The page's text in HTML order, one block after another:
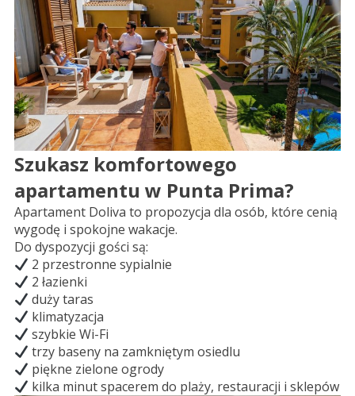
Szukasz komfortowego
apartamentu w Punta Prima?
Apartament Doliva to propozycja dla osób, które cenią
wygodę i spokojne wakacje.
Do dyspozycji gości są:
2 przestronne sypialnie
2 łazienki
duży taras
klimatyzacja
szybkie Wi-Fi
trzy baseny na zamkniętym osiedlu
piękne zielone ogrody
kilka minut spacerem do plaży, restauracji i sklepów